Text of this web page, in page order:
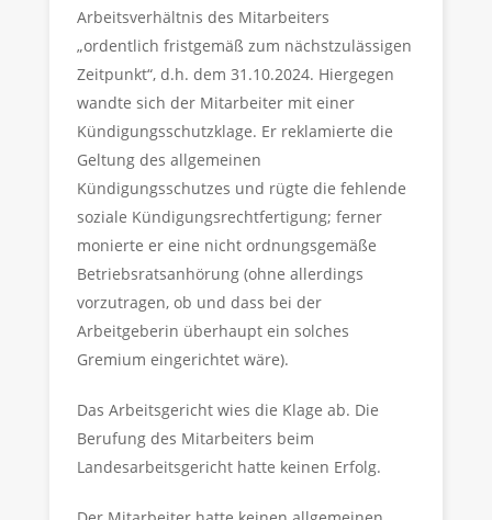
Arbeitsverhältnis des Mitarbeiters
„ordentlich fristgemäß zum nächstzulässigen
Zeitpunkt“, d.h. dem 31.10.2024. Hiergegen
wandte sich der Mitarbeiter mit einer
Kündigungsschutzklage. Er reklamierte die
Geltung des allgemeinen
Kündigungsschutzes und rügte die fehlende
soziale Kündigungsrechtfertigung; ferner
monierte er eine nicht ordnungsgemäße
Betriebsratsanhörung (ohne allerdings
vorzutragen, ob und dass bei der
Arbeitgeberin überhaupt ein solches
Gremium eingerichtet wäre).
Das Arbeitsgericht wies die Klage ab. Die
Berufung des Mitarbeiters beim
Landesarbeitsgericht hatte keinen Erfolg.